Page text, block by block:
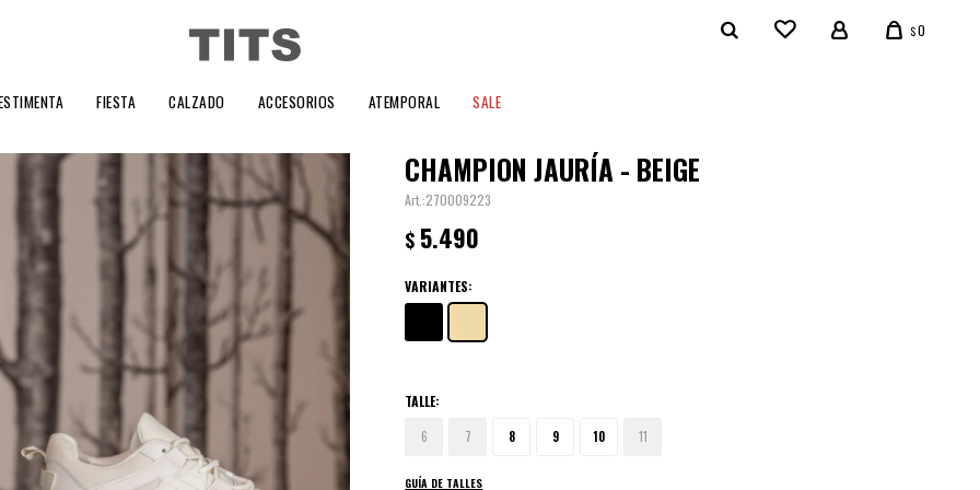
FIESTA CALZADO ACCESORIOS ATEMPORAL SALE
$0
CHAMPION JAURÍA - BEIGE
270009223
$ 5.490
VARIANTES:
TALLE:
6 7 8 9 10 11
GUÍA DE TALLES